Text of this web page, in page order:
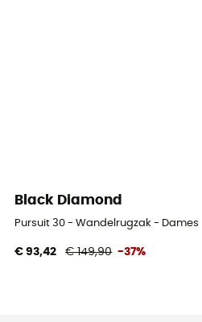
Black Diamond
Pursuit 30 - Wandelrugzak - Dames
€ 93,42 € 149,90 -37%